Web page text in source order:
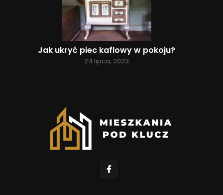
Jak ukryć piec kaflowy w pokoju?
24 lipca, 2023